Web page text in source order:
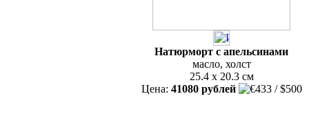
Натюрморт с апельсинами
масло, холст
25.4 x 20.3 см
Цена: 41080 рублей